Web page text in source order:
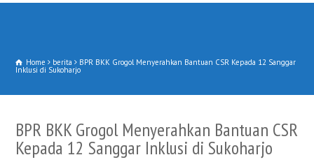
Home berita BPR BKK Grogol Menyerahkan Bantuan CSR Kepada 12 Sanggar
Inklusi di Sukoharjo
BPR BKK Grogol Menyerahkan Bantuan CSR
Kepada 12 Sanggar Inklusi di Sukoharjo